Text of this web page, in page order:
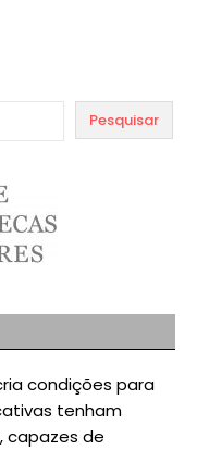
Pesquisar
condições para
tenham
capazes de